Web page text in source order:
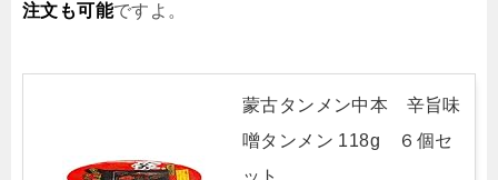
注文も可能ですよ。
蒙古タンメン中本 辛旨味
噌タンメン 118g ６個セ